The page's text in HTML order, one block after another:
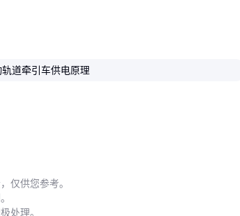
轨道牵引车供电原理
仅供您参考。
处理。